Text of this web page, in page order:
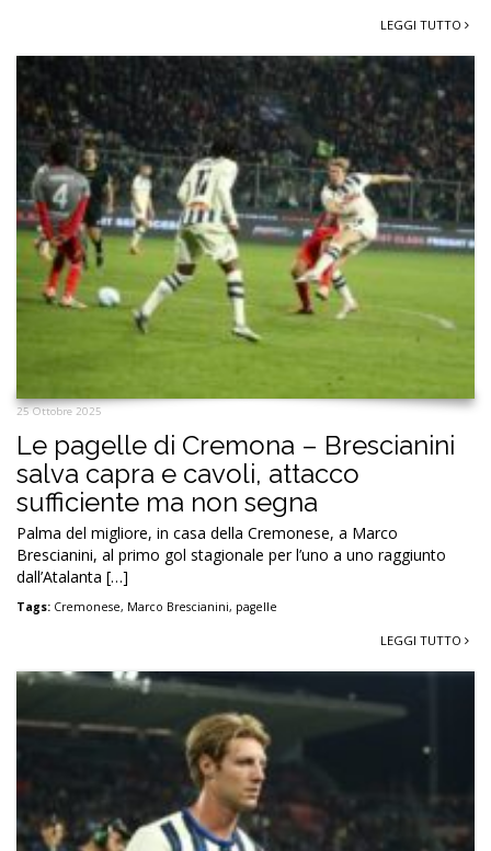
LEGGI TUTTO
25 Ottobre 2025
Le pagelle di Cremona – Brescianini
salva capra e cavoli, attacco
sufficiente ma non segna
Palma del migliore, in casa della Cremonese, a Marco
Brescianini, al primo gol stagionale per l’uno a uno raggiunto
dall’Atalanta […]
Tags: Cremonese, Marco Brescianini, pagelle
LEGGI TUTTO